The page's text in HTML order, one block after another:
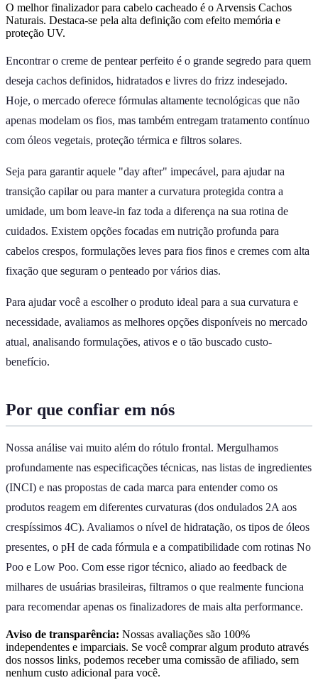
O melhor finalizador para cabelo cacheado é o Arvensis Cachos
Naturais. Destaca-se pela alta definição com efeito memória e
proteção UV.
Encontrar o creme de pentear perfeito é o grande segredo para quem
deseja cachos definidos, hidratados e livres do frizz indesejado.
Hoje, o mercado oferece fórmulas altamente tecnológicas que não
apenas modelam os fios, mas também entregam tratamento contínuo
com óleos vegetais, proteção térmica e filtros solares.
Seja para garantir aquele "day after" impecável, para ajudar na
transição capilar ou para manter a curvatura protegida contra a
umidade, um bom leave-in faz toda a diferença na sua rotina de
cuidados. Existem opções focadas em nutrição profunda para
cabelos crespos, formulações leves para fios finos e cremes com alta
fixação que seguram o penteado por vários dias.
Para ajudar você a escolher o produto ideal para a sua curvatura e
necessidade, avaliamos as melhores opções disponíveis no mercado
atual, analisando formulações, ativos e o tão buscado custo-
benefício.
Por que confiar em nós
Nossa análise vai muito além do rótulo frontal. Mergulhamos
profundamente nas especificações técnicas, nas listas de ingredientes
(INCI) e nas propostas de cada marca para entender como os
produtos reagem em diferentes curvaturas (dos ondulados 2A aos
crespíssimos 4C). Avaliamos o nível de hidratação, os tipos de óleos
presentes, o pH de cada fórmula e a compatibilidade com rotinas No
Poo e Low Poo. Com esse rigor técnico, aliado ao feedback de
milhares de usuárias brasileiras, filtramos o que realmente funciona
para recomendar apenas os finalizadores de mais alta performance.
Aviso de transparência: Nossas avaliações são 100%
independentes e imparciais. Se você comprar algum produto através
dos nossos links, podemos receber uma comissão de afiliado, sem
nenhum custo adicional para você.